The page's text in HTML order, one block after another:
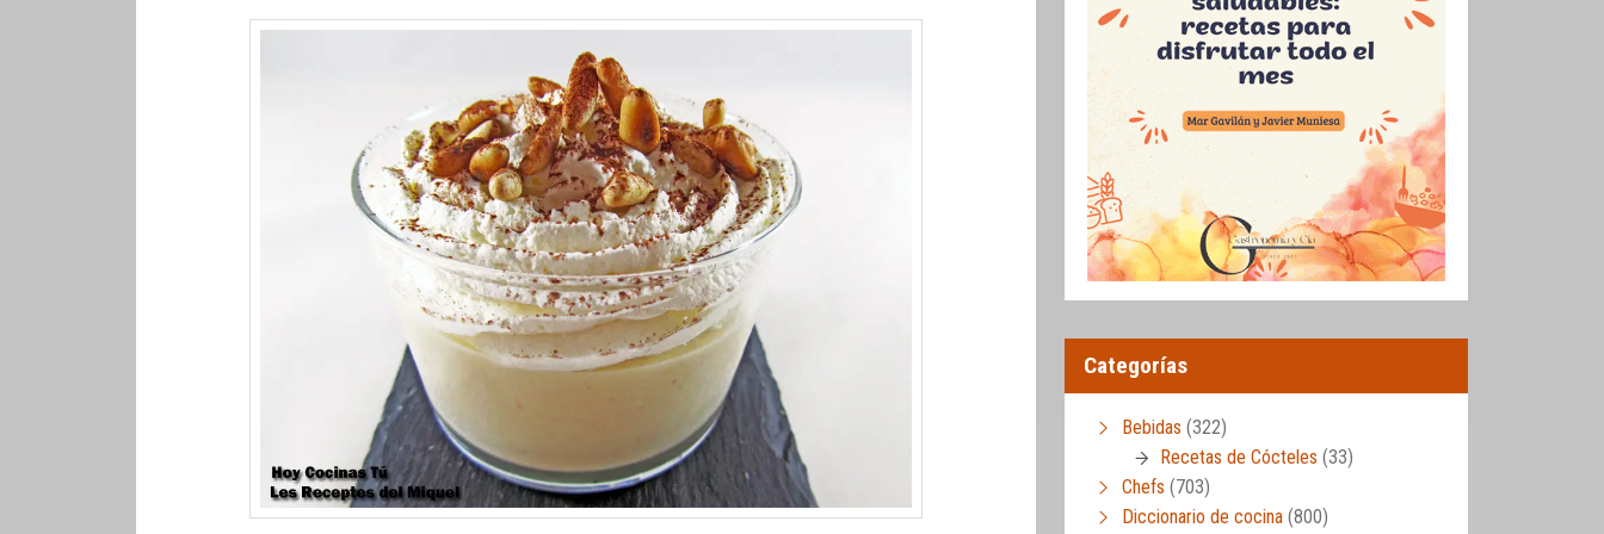
Categorías
Bebidas (322)
Recetas de Cócteles (33)
Chefs (703)
Diccionario de cocina (800)